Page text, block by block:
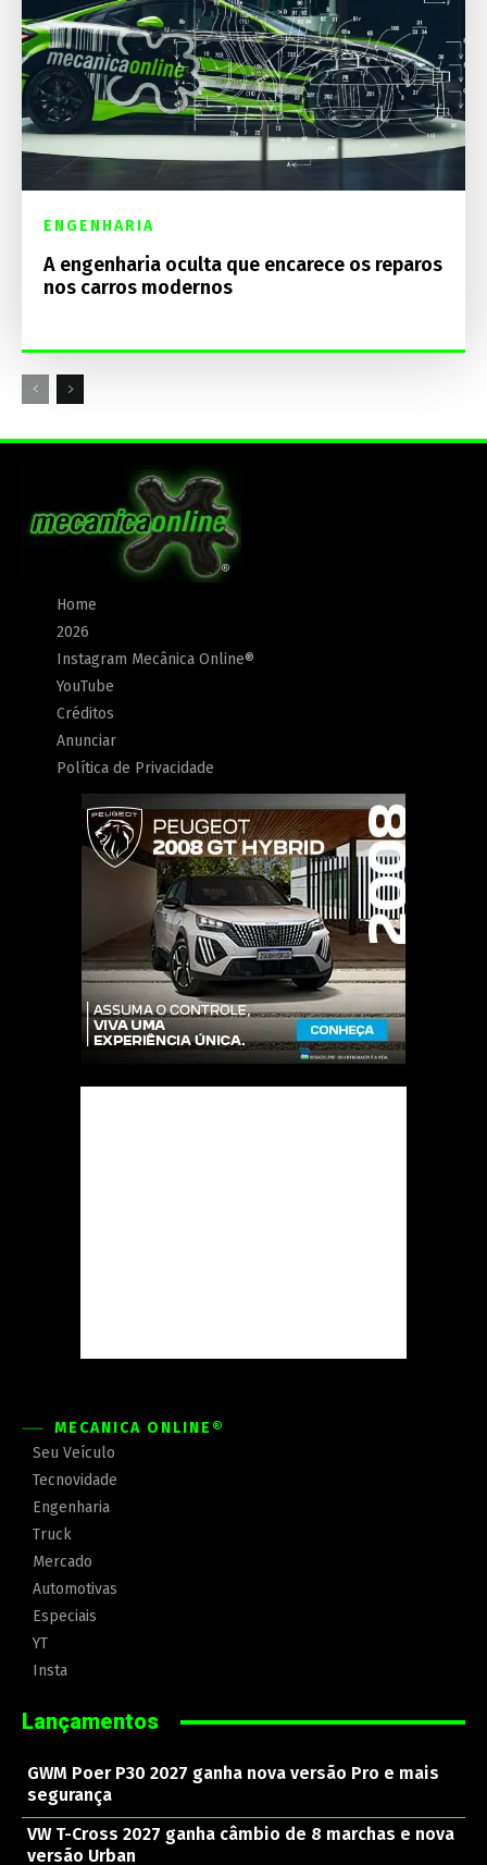
ENGENHARIA
A engenharia oculta que encarece os reparos
nos carros modernos
Home
2026
Instagram Mecânica Online®
YouTube
Créditos
Anunciar
Política de Privacidade
MECÂNICA ONLINE®
Seu Veículo
Tecnovidade
Engenharia
Truck
Mercado
Automotivas
Especiais
YT
Insta
Lançamentos
GWM Poer P30 2027 ganha nova versão Pro e mais
segurança
VW T-Cross 2027 ganha câmbio de 8 marchas e nova
versão Urban